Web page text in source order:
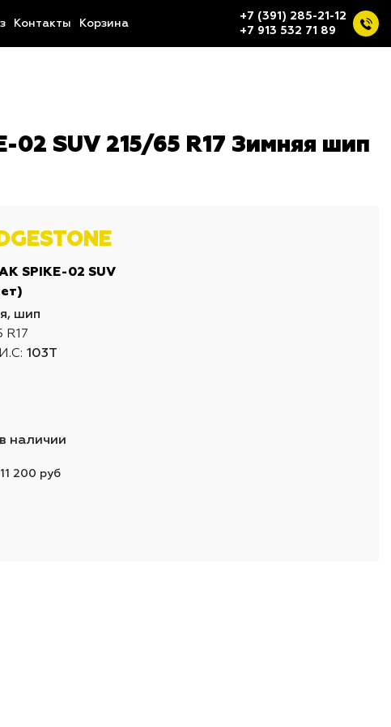
Контакты Корзина
+7 (391) 285-21-12
+7 913 532 71 89
02 SUV 215/65 R17 Зимняя шип
SPIKE-02 SUV
шип
R17
103T
наличии
200 руб